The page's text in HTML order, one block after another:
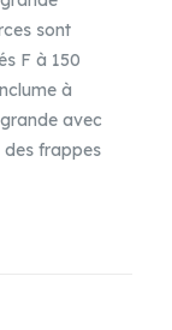
sont
F à 150
à
avec
des frappes